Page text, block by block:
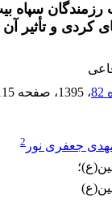
سپاه
کردی و تأثیر آن
، 1395 ، صفحه
جعفری نور 2